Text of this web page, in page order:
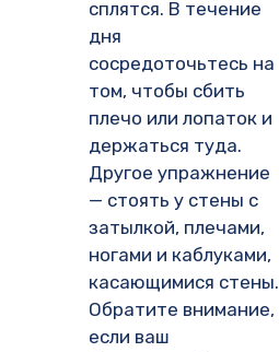
сплятся. В течение
дня
сосредоточьтесь на
том, чтобы сбить
плечо или лопаток и
держаться туда.
Другое упражнение
— стоять у стены с
затылкой, плечами,
ногами и каблуками,
касающимися стены.
Обратите внимание,
если ваш